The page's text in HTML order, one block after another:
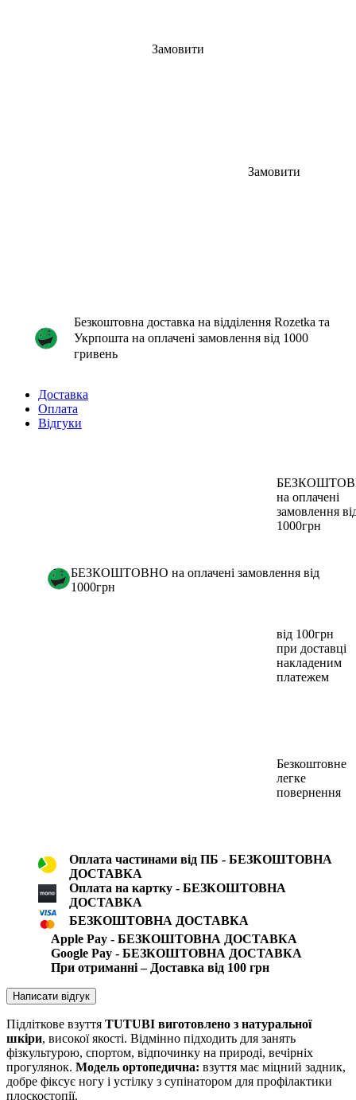
Замовити
Замовити
Безкоштовна доставка на відділення Rozetka та
Укрпошта на оплачені замовлення від 1000
гривень
Доставка
Оплата
Відгуки
на оплачені
замовлення
1000грн
БЕЗКОШТОВНО на оплачені замовлення від
1000грн
від 100грн
при доставці
накладеним
платежем
Безкоштовне
легке
повернення
Оплата частинами від ПБ - БЕЗКОШТОВНА
ДОСТАВКА
Оплата на картку - БЕЗКОШТОВНА
ДОСТАВКА
БЕЗКОШТОВНА ДОСТАВКА
Apple Pay - БЕЗКОШТОВНА ДОСТАВКА
Google Pay - БЕЗКОШТОВНА ДОСТАВКА
При отриманні – Доставка від 100 грн
Написати відгук
Підліткове взуття TUTUBI виготовлено з натуральної
шкіри, високої якості. Відмінно підходить для занять
фізкультурою, спортом, відпочинку на природі, вечірніх
прогулянок. Модель ортопедична: взуття має міцний задник,
добре фіксує ногу і устілку з супінатором для профілактики
плоскостопії.